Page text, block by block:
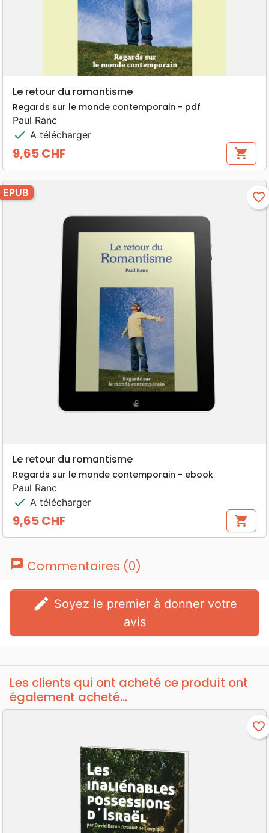
Le retour du romantisme
Regards sur le monde contemporain - pdf
Paul Ranc
check A télécharger
Prix
9,65 CHF shopping_cart
EPUB favorite_border
Le retour du romantisme
Regards sur le monde contemporain - ebook
Paul Ranc
check A télécharger
Prix
9,65 CHF shopping_cart
chat Commentaires (0)
edit
avis
Les clients qui ont acheté ce produit ont
également acheté...
favorite_border